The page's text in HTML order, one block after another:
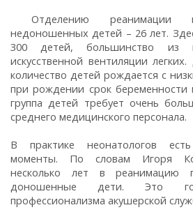
Отделению реанимации
недоношенных детей – 26 лет.
300 детей, большинство из
искусственной вентиляции
количество детей рождается с
при рождении срок беременности
группа детей требует очень
среднего медицинского персонала.
В практике неонатологов
моменты. По словам Игоря
несколько лет в реанимацию
доношенные дети. Это
профессионализма акушерской